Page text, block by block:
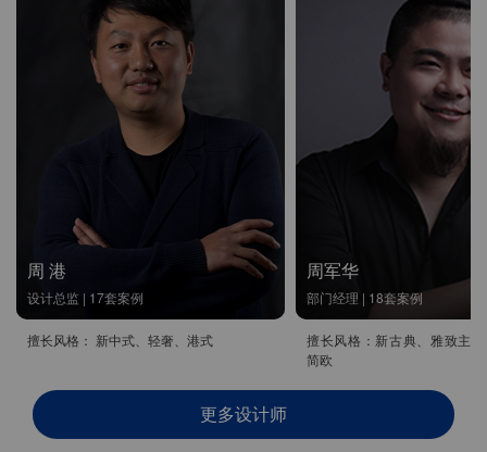
周 港
设计总监 | 17套案例
擅长风格： 新中式、轻奢、港式
周军华
部门经理 | 18套案例
擅长风格：新古典、雅致主
简欧
更多设计师